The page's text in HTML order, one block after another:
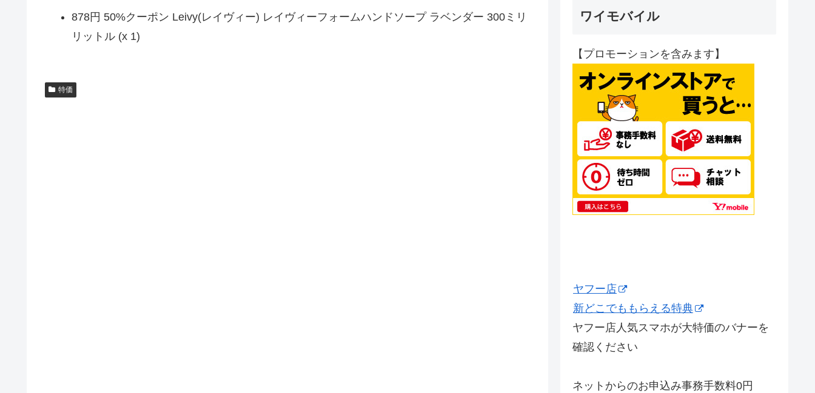
878円 50%クーポン Leivy(レイヴィー) レイヴィーフォームハンドソープ ラベンダー 300ミリ
リットル (x 1)
特価
ワイモバイル
【プロモーションを含みます】
ヤフー店
新どこでももらえる特典
ヤフー店人気スマホが大特価のバナーを
確認ください
ネットからのお申込み事務手数料0円